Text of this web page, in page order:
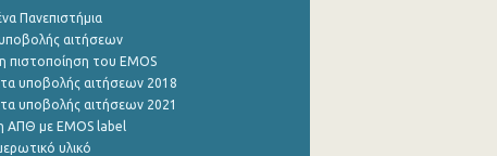
Πανεπιστήμια
αιτήσεων
πιστοποίηση του EMOS
υποβολής αιτήσεων 2018
υποβολής αιτήσεων 2021
ΑΠΘ με EMOS label
υλικό